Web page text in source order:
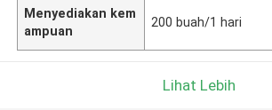
Menyediakan kem
ampuan
200 buah/1 hari
Lihat Lebih